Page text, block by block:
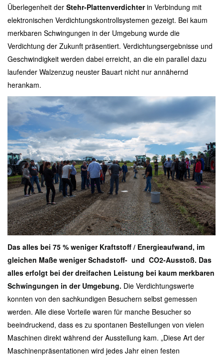
Überlegenheit der Stehr-Plattenverdichterin Verbindung mit
elektronischen Verdichtungskontrollsystemen gezeigt. Bei kaum
merkbaren Schwingungen in der Umgebung wurde die
Verdichtung der Zukunft präsentiert. Verdichtungsergebnisse und
Geschwindigkeit werden dabei erreicht, an die ein parallel dazu
laufender Walzenzug neuster Bauart nicht nur annähernd
herankam.
Das alles bei 75 % weniger Kraftstoff / Energieaufwand, im
gleichen Maße weniger Schadstoff- und CO2-Ausstoß. Das
alles erfolgt bei der dreifachen Leistung bei kaum merkbaren
Schwingungen in der Umgebung. Die Verdichtungswerte
konnten von den sachkundigen Besuchern selbst gemessen
werden. Alle diese Vorteile waren für manche Besucher so
beeindruckend, dass es zu spontanen Bestellungen von vielen
Maschinen direkt während der Ausstellung kam. „Diese Art der
Maschinenpräsentationen wird jedes Jahr einen festen